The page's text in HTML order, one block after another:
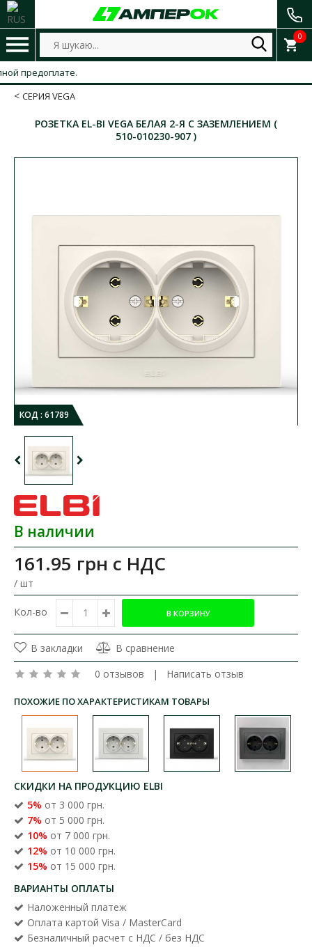
0
предоплате.
СЕРИЯ VEGA
РОЗЕТКА EL-BI VEGA БЕЛАЯ 2-Я С ЗАЗЕМЛЕНИЕМ (
510-010230-907 )
КОД : 61789
В наличии
161.95 грн с НДС
/ шт
Кол-во
В закладки
В сравнение
0 отзывов | Написать отзыв
ПОХОЖИЕ ПО ХАРАКТЕРИСТИКАМ ТОВАРЫ
СКИДКИ НА ПРОДУКЦИЮ ELBI
5% от 3 000 грн.
7% от 5 000 грн.
10% от 7 000 грн.
12% от 10 000 грн.
15% от 15 000 грн.
ВАРИАНТЫ ОПЛАТЫ
Наложенный платеж
Оплата картой Visa / MasterCard
Безналичный расчет с НДС / без НДС